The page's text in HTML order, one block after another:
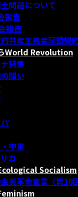
問題について
報告
報告
共産主義者同盟規
World Revolution
特集
闘い
中東
カ
Socialism
義革命宣言〈第18